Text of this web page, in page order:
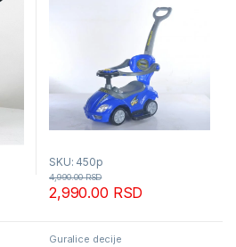
SKU: 450p
2,990.00 RSD
4,990.00RSD
Guralice decije